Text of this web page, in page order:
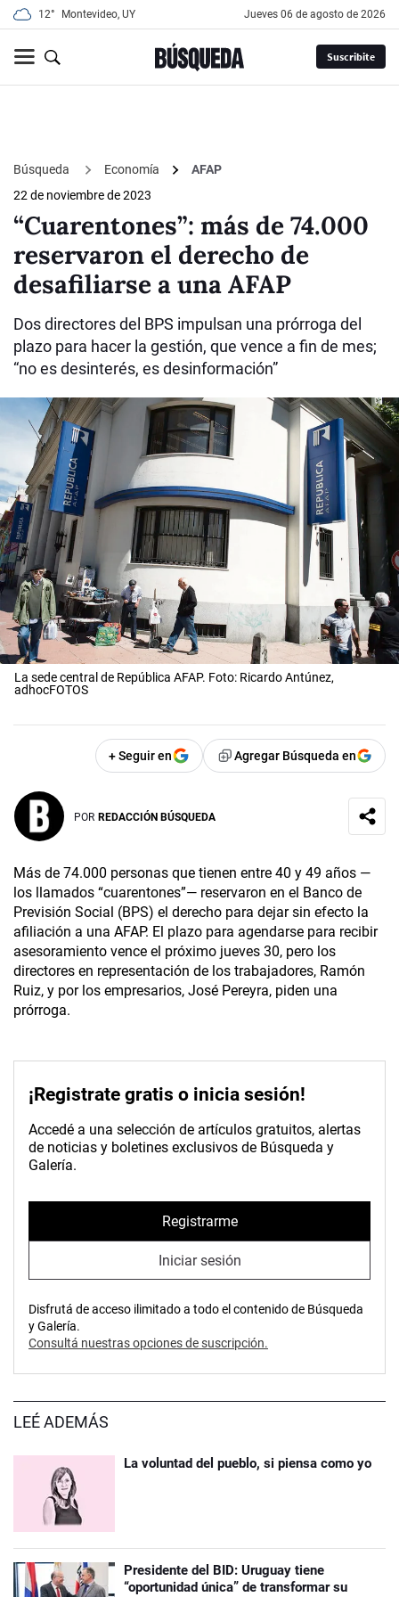
12° Montevideo, UY jueves 06 de agosto de 2026
Suscribite
Búsqueda Economía
AFAP
22 de noviembre de 2023
“Cuarentones”: más de 74.000
reservaron el derecho de
desafiliarse a una AFAP
Dos directores del BPS impulsan una prórroga del
plazo para hacer la gestión, que vence a fin de mes;
“no es desinterés, es desinformación”
La sede central de República AFAP. Foto: Ricardo Antúnez,
adhocFOTOS
+ Seguir en Agregar Búsqueda en
POR REDACCIÓN BÚSQUEDA
Más de 74.000 personas que tienen entre 40 y 49 años —
los llamados “cuarentones”— reservaron en el Banco de
Previsión Social (BPS) el derecho para dejar sin efecto la
afiliación a una AFAP. El plazo para agendarse para recibir
asesoramiento vence el próximo jueves 30, pero los
directores en representación de los trabajadores, Ramón
Ruiz, y por los empresarios, José Pereyra, piden una
prórroga.
¡Registrate gratis o inicia sesión!
Accedé a una selección de artículos gratuitos, alertas
de noticias y boletines exclusivos de Búsqueda y
Galería.
Registrarme
Iniciar sesión
Disfrutá de acceso ilimitado a todo el contenido de Búsqueda
y Galería.
Consultá nuestras opciones de suscripción.
LEÉ ADEMÁS
La voluntad del pueblo, si piensa como yo
Presidente del BID: Uruguay tiene
“oportunidad única” de transformar su